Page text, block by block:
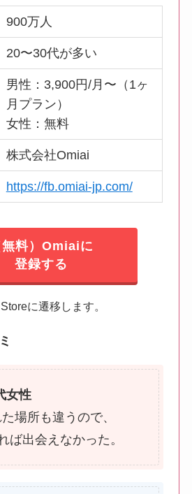
900万人
20〜30代が多い
男性：3,900円/月〜（1ヶ
月プラン）
女性：無料
株式会社Omiai
https://fb.omiai-jp.com/
無料）Omiaiに
登録する
に遷移します。
女性
場所も違うので、
ば出会えなかった。